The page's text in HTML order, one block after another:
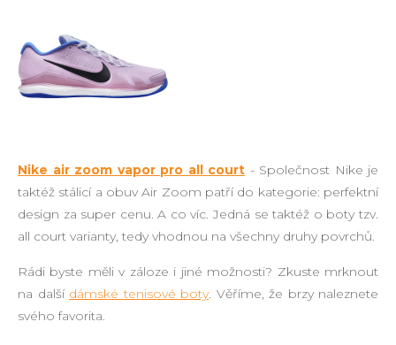
Nike air zoom vapor pro all court - Společnost Nike je
taktéž stálicí a obuv Air Zoom patří do kategorie: perfektní
design za super cenu. A co víc. Jedná se taktéž o boty tzv.
all court varianty, tedy vhodnou na všechny druhy povrchů.
Rádi byste měli v záloze i jiné možnosti? Zkuste mrknout
na další dámské tenisové boty. Věříme, že brzy naleznete
svého favorita.